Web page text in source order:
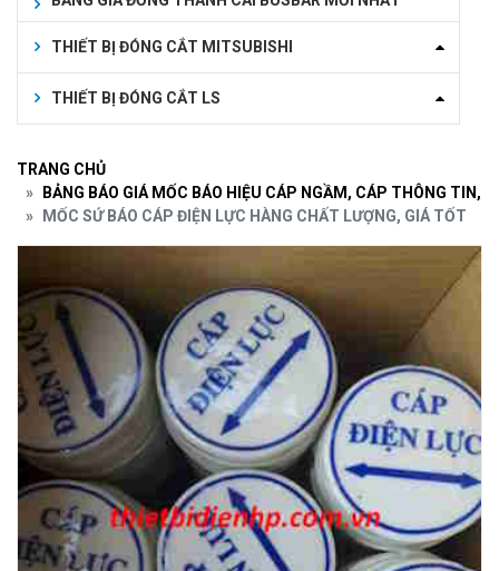
THIẾT BỊ ĐÓNG CẮT MITSUBISHI
THIẾT BỊ ĐÓNG CẮT LS
TRANG CHỦ
BẢNG BÁO GIÁ MỐC BÁO HIỆU CÁP NGẦM, CÁP THÔNG TIN,
MỐC SỨ BÁO CÁP ĐIỆN LỰC HÀNG CHẤT LƯỢNG, GIÁ TỐT